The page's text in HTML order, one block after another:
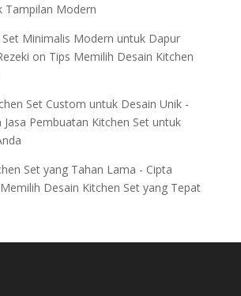
Tampilan Modern
Minimalis Modern untuk Dapur
on Tips Memilih Desain Kitchen
Set Custom untuk Desain Unik -
Jasa Pembuatan Kitchen Set untuk
Set yang Tahan Lama - Cipta
Desain Kitchen Set yang Tepat